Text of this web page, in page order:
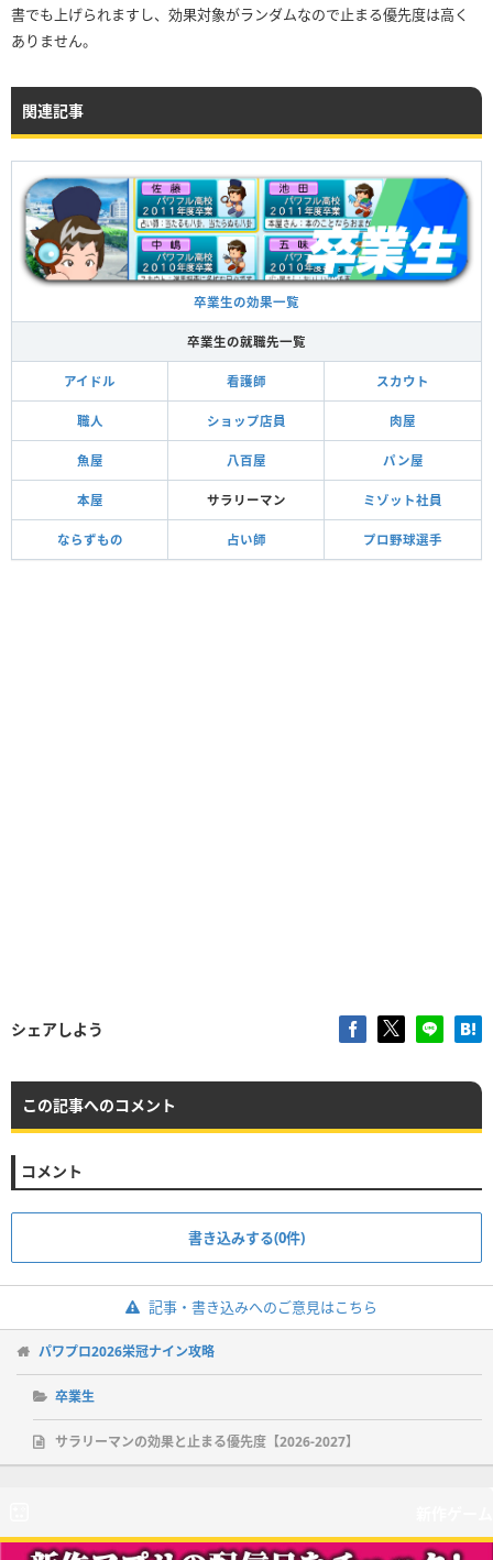
書でも上げられますし、効果対象がランダムなので止まる優先度は高く
ありません。
関連記事
卒業生の効果一覧
卒業生の就職先一覧
アイドル 看護師 スカウト
職人 ショップ店員 肉屋
魚屋 八百屋 パン屋
本屋 サラリーマン ミゾット社員
ならずもの 占い師 プロ野球選手
シェアしよう
この記事へのコメント
コメント
書き込みする(0件)
記事・書き込みへのご意見はこちら
パワプロ2026栄冠ナイン攻略
卒業生
サラリーマンの効果と止まる優先度【2026-2027】